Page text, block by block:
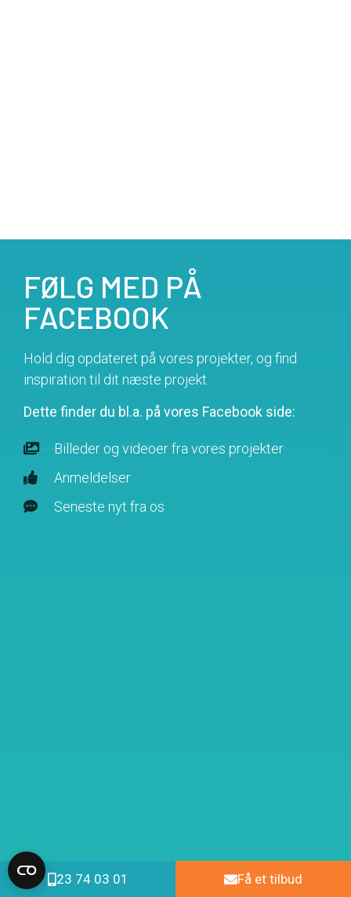
23 74 03 01 Få et tilbud
FØLG MED PÅ
FACEBOOK
Hold dig opdateret på vores projekter, og find
inspiration til dit næste projekt.
Dette finder du bl.a. på vores Facebook side:
Billeder og videoer fra vores projekter
Anmeldelser
Seneste nyt fra os